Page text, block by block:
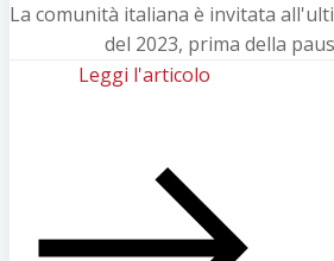
La comunità italiana è invitata
del 2023, prima della
Leggi l'articolo